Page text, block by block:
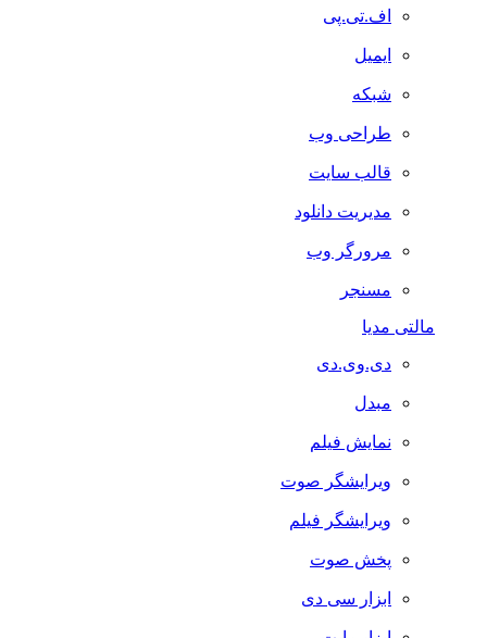
اف.تی.پی
ایمیل
شبکه
طراحی وب
قالب سایت
مدیریت دانلود
مرورگر وب
مسنجر
مالتی مدیا
دی.وی.دی
مبدل
نمایش فیلم
ویرایشگر صوت
ویرایشگر فیلم
پخش صوت
ابزار سی دی